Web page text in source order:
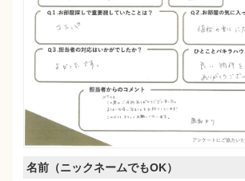
名前（ニックネームでもOK）